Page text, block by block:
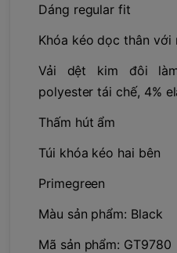
Dáng regular fit
Khóa kéo dọc thân với
Vải dệt kim đôi
polyester tái chế, 4%
Thấm hút ẩm
Túi khóa kéo hai bên
Primegreen
Màu sản phẩm: Black
Mã sản phẩm: GT9780